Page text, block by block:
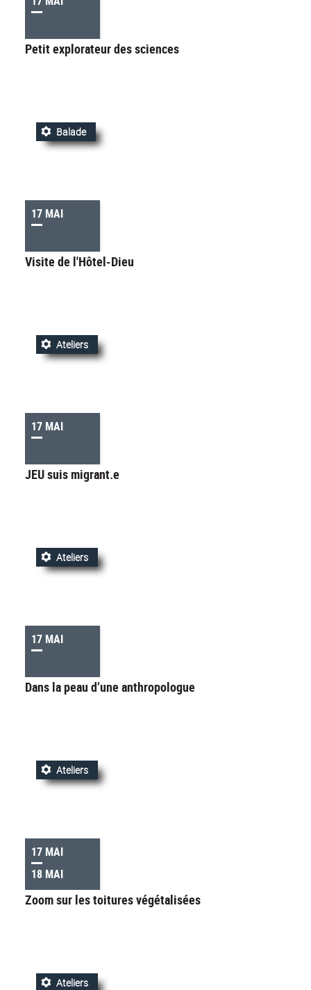
Petit explorateur des sciences
17 MAI
Balade
Visite de l'Hôtel-Dieu
17 MAI
Ateliers
JEU suis migrant.e
17 MAI
Ateliers
Dans la peau d’une anthropologue
17 MAI
18 MAI
Ateliers
Zoom sur les toitures végétalisées
Ateliers